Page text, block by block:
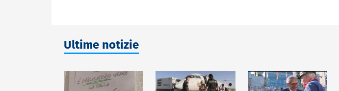
Ultime notizie